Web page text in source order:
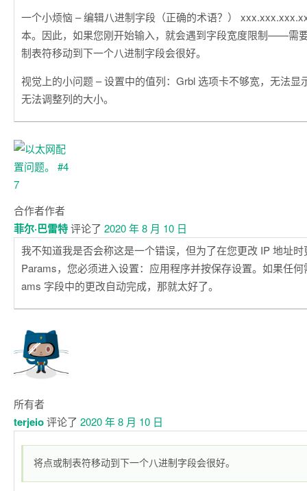
一个小烦恼 – 编辑八进制字段（正确的术语？）
本。因此，如果您刚开始输入，就会遇到字段宽度限制——需
制表符移动到下一个八进制字段会很好。
视觉上的小问题 – 设置中的值列：Grbl 选项卡不够宽，无法显
无法调整列的大小。
合作者作者
菲尔·巴雷特评论了 2020 年 8 月 10 日
我不知道我是否会称这是一个错误，但为了在您更改 IP 地址
Params，您必须进入设置：应用程序并按保存设置。如果任
ams 字段中的更改自动完成，那就太好了。
所有者
terjeio评论了 2020 年 8 月 10 日
将点或制表符移动到下一个八进制字段会很好。